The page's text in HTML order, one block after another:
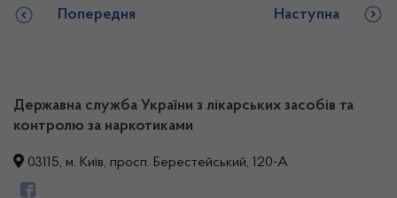
Попередня Наступна
Державна служба України з лікарських засобів та
контролю за наркотиками
03115, м. Київ, просп. Берестейський, 120-А